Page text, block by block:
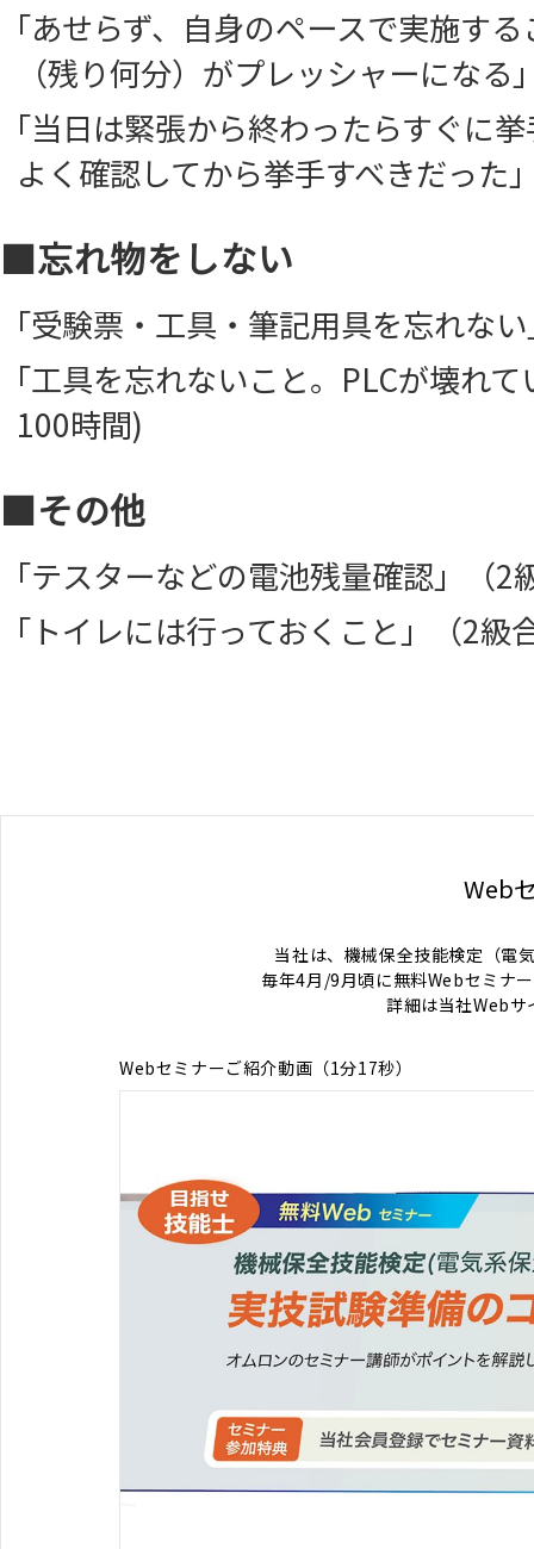
「あせらず、自身のペースで実施す
（残り何分）がプレッシャーにな
「当日は緊張から終わったらすぐに
よく確認してから挙手すべきだった
■忘れ物をしない
「受験票・工具・筆記用具を忘れな
「工具を忘れないこと。PLCが壊れ
100時間)
■その他
「テスターなどの電池残量確認」（
「トイレには行っておくこと」（2級
Web
当社は、機械保全技能検定（電
毎年4月/9月頃に無料Webセミナ
詳細は当社Webサ
Webセミナーご紹介動画（1分17秒）